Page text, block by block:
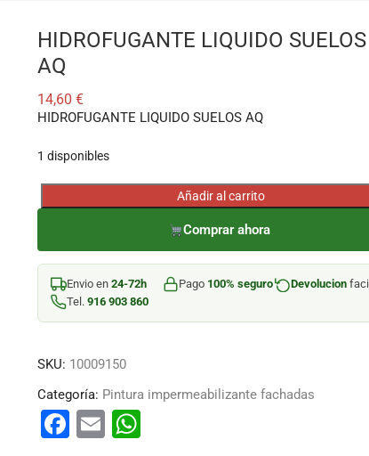
HIDROFUGANTE LIQUIDO SUELOS
AQ
14,60 €
HIDROFUGANTE LIQUIDO SUELOS AQ
1 disponibles
HIDROFUGANTE
SUELOS
AQ
cantidad
Añadir al carrito
Comprar ahora
Envio en 24-72h Pago 100% seguro Devolucion facil
Tel. 916 903 860
SKU: 10009150
Categoría: Pintura impermeabilizante fachadas
F
E